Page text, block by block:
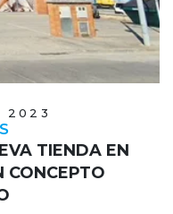
2023
TIENDA EN
CONCEPTO